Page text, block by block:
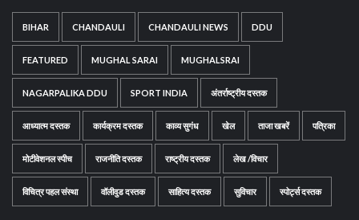
BIHAR CHANDAULI CHANDAULI NEWS DDU
FEATURED MUGHAL SARAI MUGHALSRAI
NAGARPALIKA DDU SPORT INDIA अंतर्राष्ट्रीय दस्तक
आध्यात्म दस्तक कार्यक्रम दस्तक काव्य सुगंध खेल ताजा खबरें पत्रिका
मोटीवेशनल स्पीच राजनीति दस्तक राष्ट्रीय दस्तक लेख /विचार
विचित्र पहल संस्था वॉलीवुड दस्तक साहित्य दस्तक सुविचार स्पोर्ट्स दस्तक